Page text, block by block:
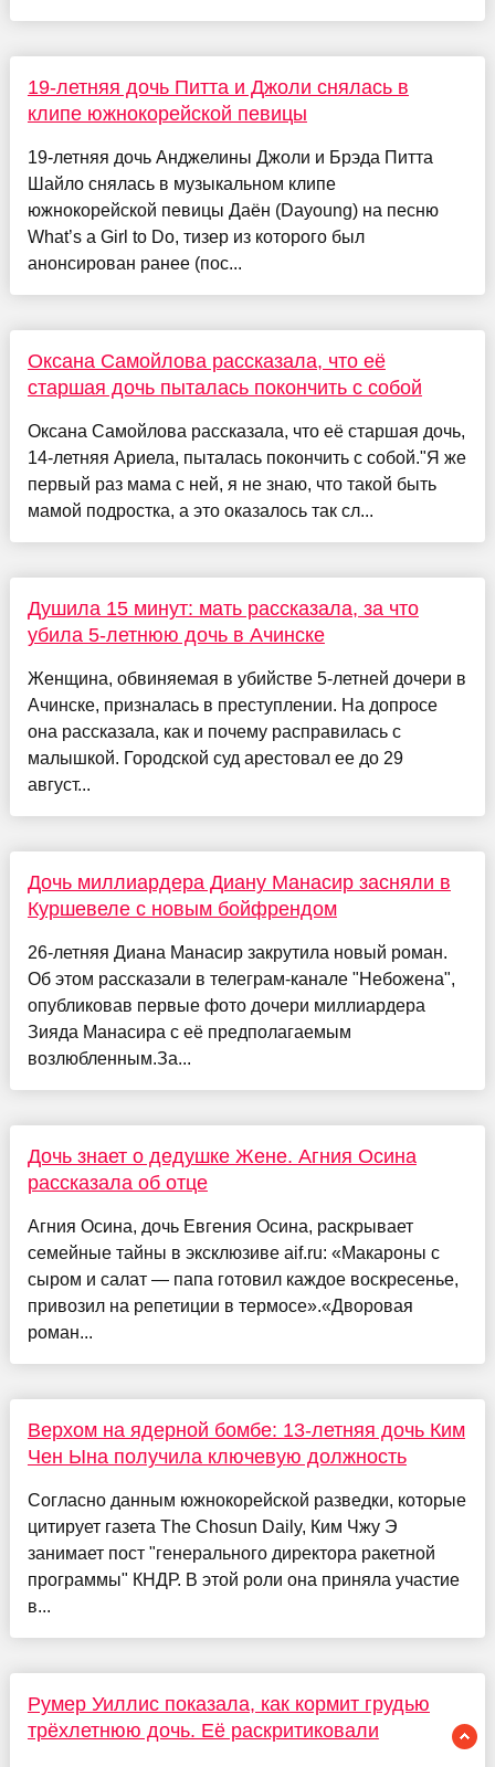
19-летняя дочь Питта и Джоли снялась в
клипе южнокорейской певицы
19-летняя дочь Анджелины Джоли и Брэда Питта
Шайло снялась в музыкальном клипе
южнокорейской певицы Даён (Dayoung) на песню
What’s a Girl to Do, тизер из которого был
анонсирован ранее (пос...
Оксана Самойлова рассказала, что её
старшая дочь пыталась покончить с собой
Оксана Самойлова рассказала, что её старшая дочь,
14-летняя Ариела, пыталась покончить с собой."Я же
первый раз мама с ней, я не знаю, что такой быть
мамой подростка, а это оказалось так сл...
Душила 15 минут: мать рассказала, за что
убила 5-летнюю дочь в Ачинске
Женщина, обвиняемая в убийстве 5-летней дочери в
Ачинске, призналась в преступлении. На допросе
она рассказала, как и почему расправилась с
малышкой. Городской суд арестовал ее до 29
август...
Дочь миллиардера Диану Манасир засняли в
Куршевеле с новым бойфрендом
26-летняя Диана Манасир закрутила новый роман.
Об этом рассказали в телеграм-канале "Небожена",
опубликовав первые фото дочери миллиардера
Зияда Манасира с её предполагаемым
возлюбленным.За...
Дочь знает о дедушке Жене. Агния Осина
рассказала об отце
Агния Осина, дочь Евгения Осина, раскрывает
семейные тайны в эксклюзиве aif.ru: «Макароны с
сыром и салат — папа готовил каждое воскресенье,
привозил на репетиции в термосе».«Дворовая
роман...
Верхом на ядерной бомбе: 13-летняя дочь Ким
Чен Ына получила ключевую должность
Согласно данным южнокорейской разведки, которые
цитирует газета The Chosun Daily, Ким Чжу Э
занимает пост "генерального директора ракетной
программы" КНДР. В этой роли она приняла участие
в...
Румер Уиллис показала, как кормит грудью
трёхлетнюю дочь. Её раскритиковали